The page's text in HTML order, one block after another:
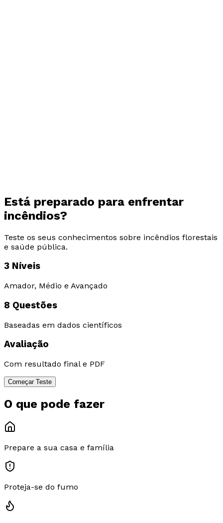
Está preparado para enfrentar
incêndios?
Teste os seus conhecimentos sobre incêndios florestais
e saúde pública.
3 Níveis
Amador, Médio e Avançado
8 Questões
Baseadas em dados científicos
Avaliação
Com resultado final e PDF
Começar Teste
O que pode fazer
Prepare a sua casa e família
Proteja-se do fumo